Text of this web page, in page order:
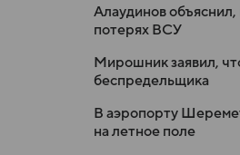
Алаудинов
потерях ВСУ
Мирошник заявил,
беспредельщика
В аэропорту
на летное поле